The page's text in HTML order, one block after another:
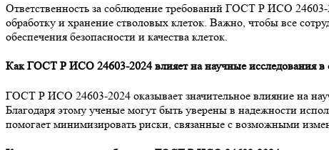
Ответственность за соблюдение требований ГОСТ Р ИСО
обработку и хранение стволовых клеток. Важно, чтобы все
обеспечения безопасности и качества клеток.
Как ГОСТ Р ИСО 24603-2024 влияет на научные исследования в
ГОСТ Р ИСО 24603-2024 оказывает значительное влияние на
Благодаря этому ученые могут быть уверены в надежности
помогает минимизировать риски, связанные с возможными